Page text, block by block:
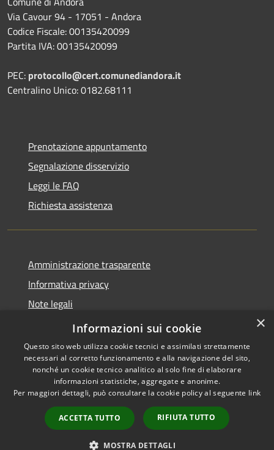
Via Cavour 94 - 17051 - Andora
Codice Fiscale: 00135420099
Partita IVA: 00135420099
PEC: protocollo@cert.comunediandora.it
Centralino Unico: 0182.68111
Prenotazione appuntamento
Segnalazione disservizio
Leggi le FAQ
Richiesta assistenza
Amministrazione trasparente
Informativa privacy
Note legali
Dichiarazione di accessibilità
Accessibilità
Copyright © 2026 • Comune di
Andora • Powered by
Municipium•
Accesso
redazione
×
Informazioni sui cookie
Questo sito web utilizza cookie tecnici e assimilati strettamente
necessari al corretto funzionamento e alla navigazione del sito,
nonché un cookie tecnico analitico al solo fine di elaborare
informazioni statistiche, aggregate e anonime.
Per maggiori dettagli, può consultare la cookie policy al seguente link
ACCETTA TUTTO RIFIUTA TUTTO
MOSTRA DETTAGLI